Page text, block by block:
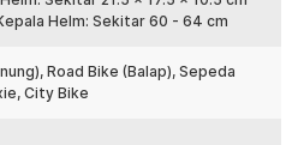
menjadi fokus utama rancangan
Polystyrene (EPS)
bagian dalam.
menyerap, menyebarkan,
Helm: Sekitar 60 - 64 cm
Road Bike (Balap), Sepeda
City Bike